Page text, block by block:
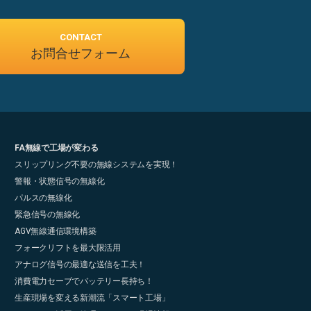
CONTACT
お問合せフォーム
FA無線で工場が変わる
スリップリング不要の無線システムを実現！
警報・状態信号の無線化
パルスの無線化
緊急信号の無線化
AGV無線通信環境構築
フォークリフトを最大限活用
アナログ信号の最適な送信を工夫！
消費電力セーブでバッテリー長持ち！
生産現場を変える新潮流「スマート工場」